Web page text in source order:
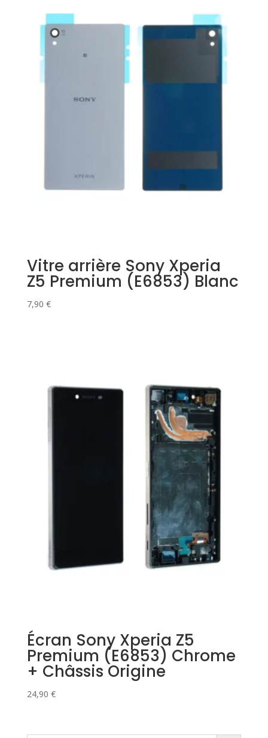
Vitre arrière Sony Xperia
Z5 Premium (E6853) Blanc
7,90 €
Écran Sony Xperia Z5
Premium (E6853) Chrome
+ Châssis Origine
24,90 €